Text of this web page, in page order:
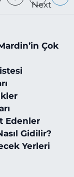
Çok
Edenler
Gidilir?
Yerleri